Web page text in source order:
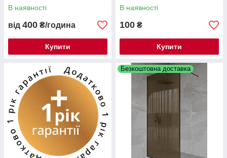
В наявності
від 400 ₴/година
Купити
В наявності
100 ₴
Купити
Безкоштовна доставка